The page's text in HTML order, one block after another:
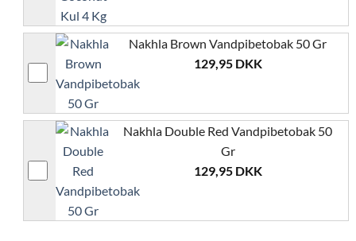
Nakhla Brown Vandpibetobak 50 Gr
129,95 DKK
Nakhla Double Red Vandpibetobak 50
Gr
129,95 DKK